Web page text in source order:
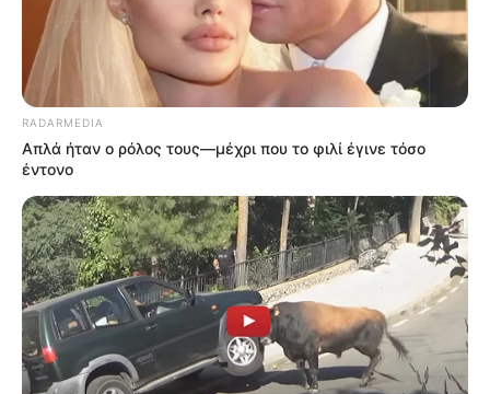
RADARMEDIA
Απλά ήταν ο ρόλος τους—μέχρι που το φιλί έγινε τόσο
έντονο